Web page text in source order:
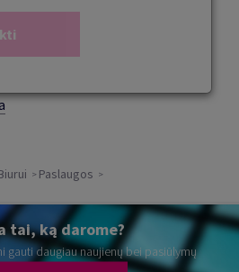
Paslaugos
tai, ką darome?
gauti daugiau naujienų bei pasiūlymų